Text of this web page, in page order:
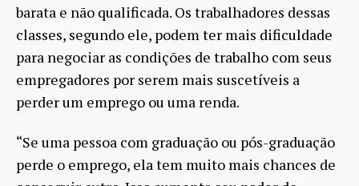
barata e não qualificada. Os trabalhadores dessas
classes, segundo ele, podem ter mais dificuldade
para negociar as condições de trabalho com seus
empregadores por serem mais suscetíveis a
perder um emprego ou uma renda.
“Se uma pessoa com graduação ou pós-graduação
perde o emprego, ela tem muito mais chances de